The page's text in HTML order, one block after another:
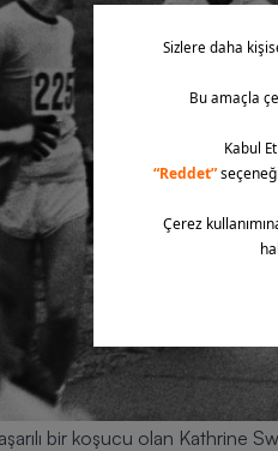
bir koşucu olan Kathrine